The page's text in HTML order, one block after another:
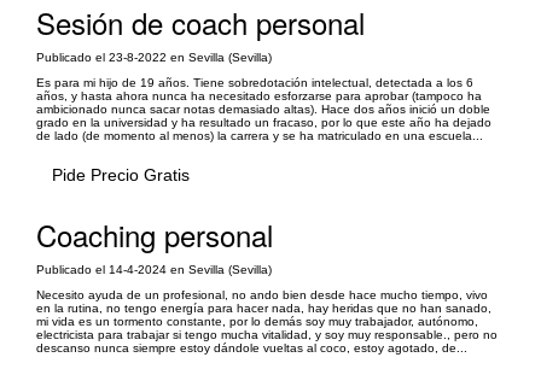
Sesión de coach personal
Publicado el 23-8-2022 en Sevilla (Sevilla)
Es para mi hijo de 19 años. Tiene sobredotación intelectual, detectada a los 6
años, y hasta ahora nunca ha necesitado esforzarse para aprobar (tampoco ha
ambicionado nunca sacar notas demasiado altas). Hace dos años inició un doble
grado en la universidad y ha resultado un fracaso, por lo que este año ha dejado
de lado (de momento al menos) la carrera y se ha matriculado en una escuela...
Pide Precio Gratis
Coaching personal
Publicado el 14-4-2024 en Sevilla (Sevilla)
Necesito ayuda de un profesional, no ando bien desde hace mucho tiempo, vivo
en la rutina, no tengo energía para hacer nada, hay heridas que no han sanado,
mi vida es un tormento constante, por lo demás soy muy trabajador, autónomo,
electricista para trabajar si tengo mucha vitalidad, y soy muy responsable., pero no
descanso nunca siempre estoy dándole vueltas al coco, estoy agotado, de...